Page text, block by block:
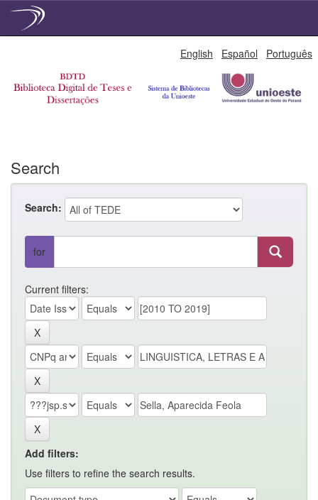
English Español Português
Search
Search:
for
Current filters:
Add filters:
Use filters to refine the search results.